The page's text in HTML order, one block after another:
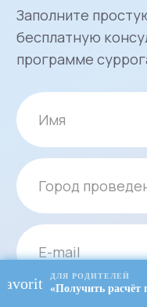
favorite ДЛЯ РОДИТЕЛЕЙ
«Получить